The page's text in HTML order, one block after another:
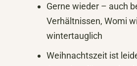
Gerne wieder – auch
Verhältnissen, Womi
wintertauglich
Weihnachtszeit ist